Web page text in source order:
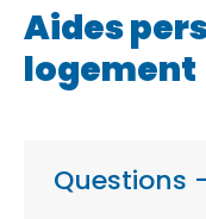
Aides
logement
Questions